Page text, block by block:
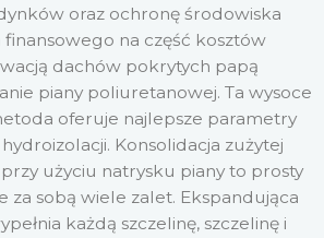
oraz ochronę środowiska
finansowego na część kosztów
dachów pokrytych papą
piany poliuretanowej. Ta wysoce
oferuje najlepsze parametry
Konsolidacja zużytej
użyciu natrysku piany to prosty
za sobą wiele zalet. Ekspandująca
każdą szczelinę, szczelinę i